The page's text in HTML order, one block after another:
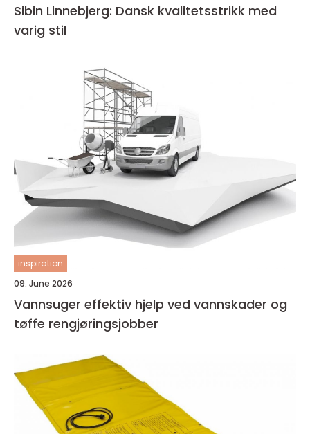
Sibin Linnebjerg: Dansk kvalitetsstrikk med
varig stil
inspiration
09. June 2026
Vannsuger effektiv hjelp ved vannskader og
tøffe rengjøringsjobber